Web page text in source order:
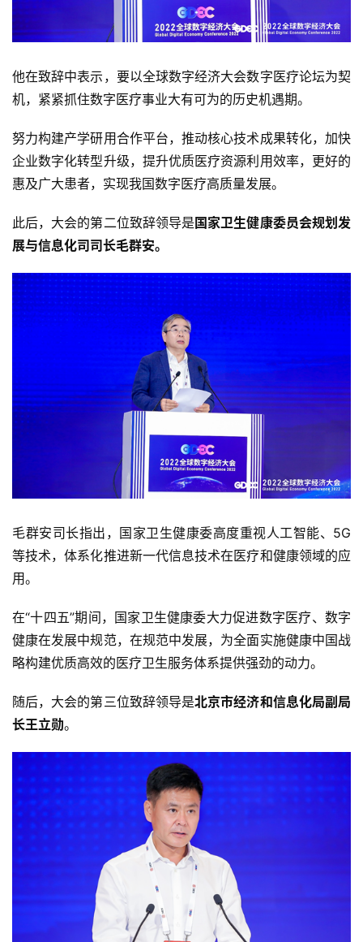
他在致辞中表示，要以全球数字经济大会数字医疗论坛为契
机，紧紧抓住数字医疗事业大有可为的历史机遇期。
努力构建产学研用合作平台，推动核心技术成果转化，加快
企业数字化转型升级，提升优质医疗资源利用效率，更好的
惠及广大患者，实现我国数字医疗高质量发展。
此后，大会的第二位致辞领导是国家卫生健康委员会规划发
展与信息化司司长毛群安。
毛群安司长指出，国家卫生健康委高度重视人工智能、5G
等技术，体系化推进新一代信息技术在医疗和健康领域的应
用。
在“十四五”期间，国家卫生健康委大力促进数字医疗、数字
健康在发展中规范，在规范中发展，为全面实施健康中国战
略构建优质高效的医疗卫生服务体系提供强劲的动力。
随后，大会的第三位致辞领导是北京市经济和信息化局副局
长王立勋。